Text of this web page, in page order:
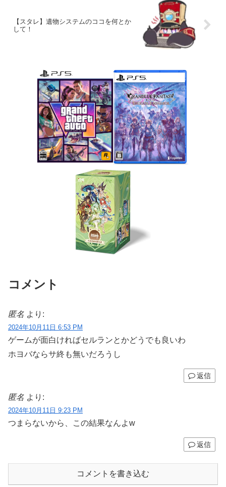
【スタレ】遺物システムのココを何とか
して！
コメント
匿名 より:
2024年10月11日 6:53 PM
ゲームが面白ければセルランとかどうでも良いわ
ホヨバならサ終も無いだろうし
返信
匿名 より:
2024年10月11日 9:23 PM
つまらないから、この結果なんよw
返信
コメントを書き込む